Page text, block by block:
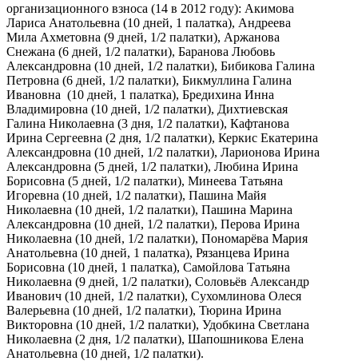
организационного взноса (14 в 2012 году): Акимова
Лариса Анатольевна (10 дней, 1 палатка), Андреева
Мила Ахметовна (9 дней, 1/2 палатки), Аржанова
Снежана (6 дней, 1/2 палатки), Баранова Любовь
Александровна (10 дней, 1/2 палатки), Бибикова Галина
Петровна (6 дней, 1/2 палатки), Бикмуллина Галина
Ивановна (10 дней, 1 палатка), Бредихина Инна
Владимировна (10 дней, 1/2 палатки), Дихтиевская
Галина Николаевна (3 дня, 1/2 палатки), Кафтанова
Ирина Сергеевна (2 дня, 1/2 палатки), Керкис Екатерина
Александровна (10 дней, 1/2 палатки), Ларионова Ирина
Александровна (5 дней, 1/2 палатки), Любина Ирина
Борисовна (5 дней, 1/2 палатки), Минеева Татьяна
Игоревна (10 дней, 1/2 палатки), Пашина Майя
Николаевна (10 дней, 1/2 палатки), Пашина Марина
Александровна (10 дней, 1/2 палатки), Перова Ирина
Николаевна (10 дней, 1/2 палатки), Пономарёва Мария
Анатольевна (10 дней, 1 палатка), Рязанцева Ирина
Борисовна (10 дней, 1 палатка), Самойлова Татьяна
Николаевна (9 дней, 1/2 палатки), Соловьёв Александр
Иванович (10 дней, 1/2 палатки), Сухомлинова Олеся
Валерьевна (10 дней, 1/2 палатки), Тюрина Ирина
Викторовна (10 дней, 1/2 палатки), Удобкина Светлана
Николаевна (2 дня, 1/2 палатки), Шапошникова Елена
Анатольевна (10 дней, 1/2 палатки).